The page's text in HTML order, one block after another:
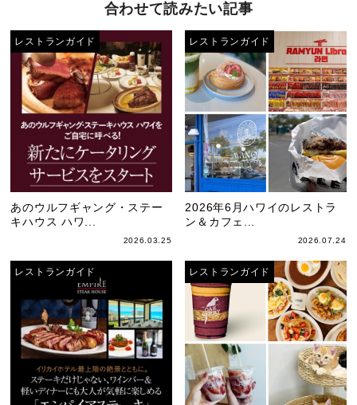
合わせて読みたい記事
レストランガイド
あのウルフギャング・ステー
キハウス ハワ...
2026.03.25
レストランガイド
2026年6月ハワイのレストラ
ン＆カフェ...
2026.07.24
レストランガイド レストランガイド